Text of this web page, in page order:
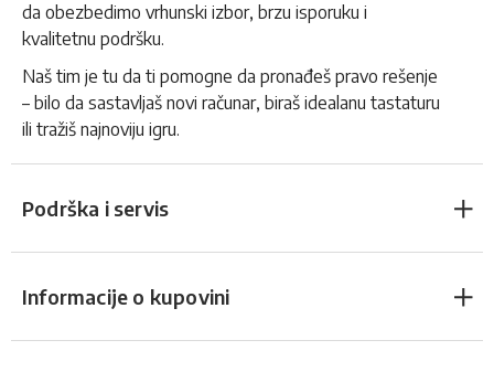
da obezbedimo vrhunski izbor, brzu isporuku i
kvalitetnu podršku.
Naš tim je tu da ti pomogne da pronađeš pravo rešenje
– bilo da sastavljaš novi računar, biraš idealanu tastaturu
ili tražiš najnoviju igru.
Podrška i servis
Informacije o kupovini